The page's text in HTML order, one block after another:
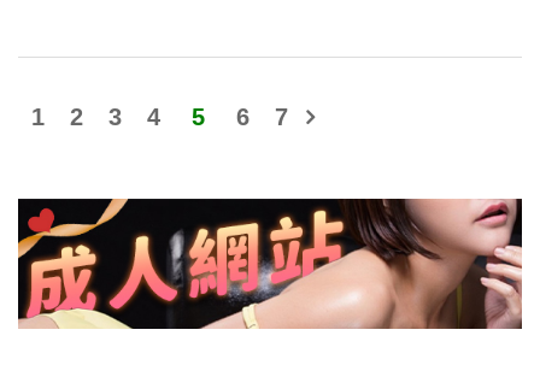
https://www.altiramacau.com/en#All
場，是很多小朋友們或情侶的最愛！ 巴黎人劇場 澳門
世界級的娛樂表演及國際盛事。在這裡有讓人萬分期待
巴黎人Streetmosphere 街頭表演，才華洋溢的默劇活
雕像演員， 法國歌舞表演等，盡享法式的熱情風格， 讓
您樂在其中。劇場位於酒店5樓, 共分三層, 擁有超過
1 2 3 4 5 6 7